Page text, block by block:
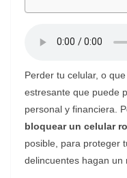
Perder tu celular, o
estresante que puede
personal y financiera.
bloquear un celular
posible, para proteger
delincuentes hagan un